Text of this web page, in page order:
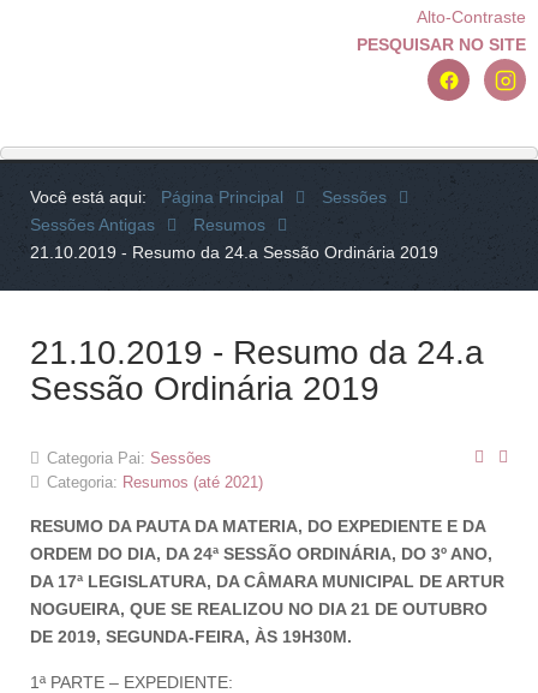
Alto-Contraste
PESQUISAR NO SITE
Você está aqui: Página Principal
Sessões
Sessões Antigas
Resumos
21.10.2019 - Resumo da 24.a Sessão Ordinária 2019
21.10.2019 - Resumo da 24.a
Sessão Ordinária 2019
Categoria Pai: Sessões
Categoria: Resumos (até 2021)
RESUMO DA PAUTA DA MATERIA, DO EXPEDIENTE E DA
ORDEM DO DIA, DA 24ª SESSÃO ORDINÁRIA, DO 3º ANO,
DA 17ª LEGISLATURA, DA CÂMARA MUNICIPAL DE ARTUR
NOGUEIRA, QUE SE REALIZOU NO DIA 21 DE OUTUBRO
DE 2019, SEGUNDA-FEIRA, ÀS 19H30M.
1ª PARTE – EXPEDIENTE: